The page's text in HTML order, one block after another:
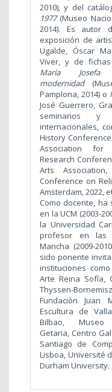
2010), y del
1977(Museo
2014). Es autor
exposición de
Ugalde, Óscar
Viver, y de
María
modernidad
Pamplona, 2014) o
José Guerrero,
seminarios y
internacionales,
History
Association for
Research
Arts
Conference on
Amsterdam, 2022,
Como docente, ha
en la UCM (2003-
la Universidad
profesor en las
Mancha (2009-
sido ponente
instituciones
Arte Reina Sofía,
Thyssen-
Fundación Juan
Escultura de
Bilbao,
Getaria, Centro
Santiago de
Lisboa, Université
Durham University.